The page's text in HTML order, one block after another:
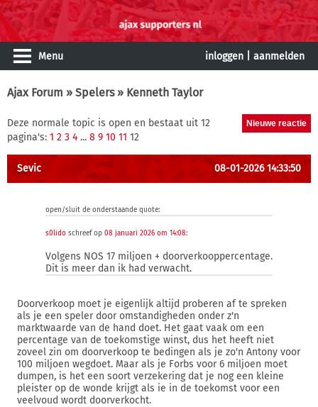
Menu inloggen aanmelden
Ajax Forum » Spelers» Kenneth Taylor
Deze normale topic is open en bestaat uit 12
pagina's: 1 2 3 4 ... 8 9 10 11 12
Sevic 08-01-2026 14:33:50
open/sluit de onderstaande quote:
s0lido schreef op 08 januari 2026 om 14:08:
Volgens NOS 17 miljoen + doorverkooppercentage.
Dit is meer dan ik had verwacht.
Doorverkoop moet je eigenlijk altijd proberen af te spreken
als je een speler door omstandigheden onder z'n
marktwaarde van de hand doet. Het gaat vaak om een
percentage van de toekomstige winst, dus het heeft niet
zoveel zin om doorverkoop te bedingen als je zo'n Antony voor
100 miljoen wegdoet. Maar als je Forbs voor 6 miljoen moet
dumpen, is het een soort verzekering dat je nog een kleine
pleister op de wonde krijgt als ie in de toekomst voor een
veelvoud wordt doorverkocht.